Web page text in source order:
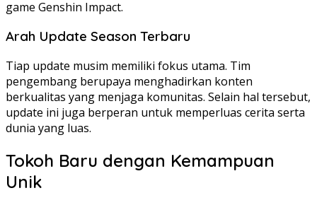
game Genshin Impact.
Arah Update Season Terbaru
Tiap update musim memiliki fokus utama. Tim
pengembang berupaya menghadirkan konten
berkualitas yang menjaga komunitas. Selain hal tersebut,
update ini juga berperan untuk memperluas cerita serta
dunia yang luas.
Tokoh Baru dengan Kemampuan
Unik